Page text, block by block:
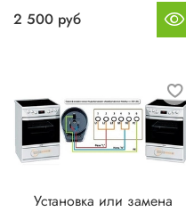
2 500 руб
Установка или замена